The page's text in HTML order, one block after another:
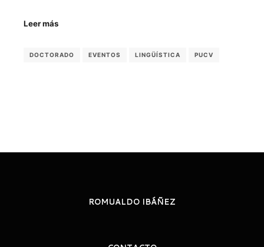
Leer más
DOCTORADO EVENTOS LINGÜÍSTICA PUCV
ROMUALDO IBÁÑEZ